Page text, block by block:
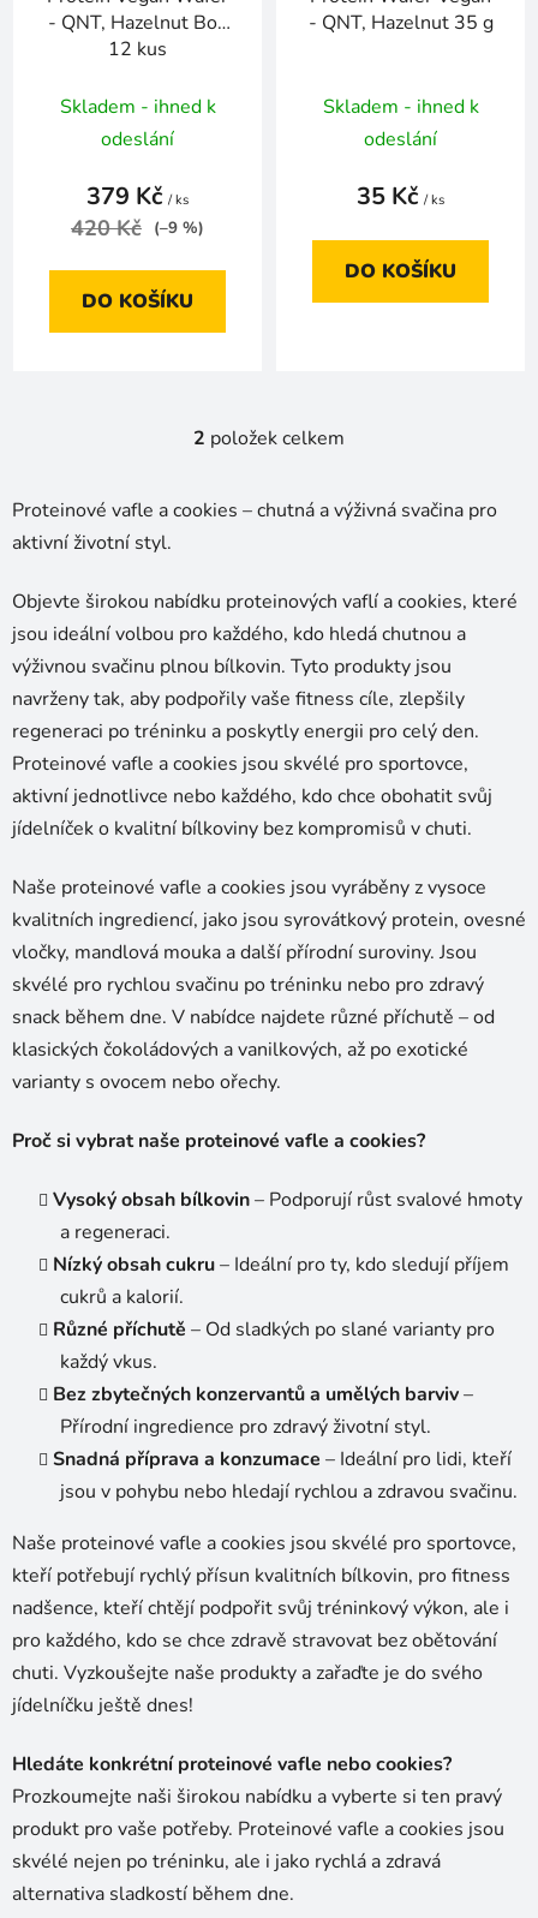
- QNT, Hazelnut Box
12 kus
Skladem - ihned k
odeslání
379 Kč / ks
420 Kč (–9 %)
DO KOŠÍKU
- QNT, Hazelnut 35 g
Skladem - ihned k
odeslání
35 Kč / ks
DO KOŠÍKU
O
l
c
í
p
r
v
k
y
v
ý
p
s
u
2 položek celkem
Proteinové vafle a cookies – chutná a výživná svačina pro
aktivní životní styl.
Objevte širokou nabídku proteinových vaflí a cookies, které
jsou ideální volbou pro každého, kdo hledá chutnou a
výživnou svačinu plnou bílkovin. Tyto produkty jsou
navrženy tak, aby podpořily vaše fitness cíle, zlepšily
regeneraci po tréninku a poskytly energii pro celý den.
Proteinové vafle a cookies jsou skvélé pro sportovce,
aktivní jednotlivce nebo každého, kdo chce obohatit svůj
jídelníček o kvalitní bílkoviny bez kompromisů v chuti.
Naše proteinové vafle a cookies jsou vyráběny z vysoce
kvalitních ingrediencí, jako jsou syrovátkový protein, ovesné
vločky, mandlová mouka a další přírodní suroviny. Jsou
skvélé pro rychlou svačinu po tréninku nebo pro zdravý
snack během dne. V nabídce najdete různé příchutě – od
klasických čokoládových a vanilkových, až po exotické
varianty s ovocem nebo ořechy.
Proč si vybrat naše proteinové vafle a cookies?
Vysoký obsah bílkovin– Podporují růst svalové hmoty
a regeneraci.
Nízký obsah cukru– Ideální pro ty, kdo sledují příjem
cukrů a kalorií.
Různé příchutě – Od sladkých po slané varianty pro
každý vkus.
Bez zbytečných konzervantů a umělých barviv–
Přírodní ingredience pro zdravý životní styl.
Snadná příprava a konzumace – Ideální pro lidi, kteří
jsou v pohybu nebo hledají rychlou a zdravou svačinu.
Naše proteinové vafle a cookies jsou skvélé pro sportovce,
kteří potřebují rychlý přísun kvalitních bílkovin, pro fitness
nadšence, kteří chtějí podpořit svůj tréninkový výkon, ale i
pro každého, kdo se chce zdravě stravovat bez obětování
chuti. Vyzkoušejte naše produkty a zařaďte je do svého
jídelníčku ještě dnes!
Hledáte konkrétní proteinové vafle nebo cookies?
Prozkoumejte naši širokou nabídku a vyberte si ten pravý
produkt pro vaše potřeby. Proteinové vafle a cookies jsou
skvélé nejen po tréninku, ale i jako rychlá a zdravá
alternativa sladkostí během dne.